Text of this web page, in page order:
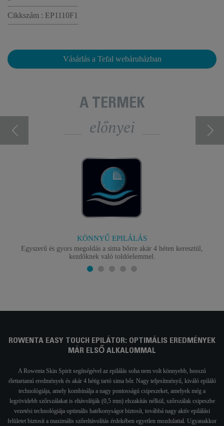
Cikkszám : EP1110F1
Vásárlás a Tefal webáruházban
A TERMÉK
előnyei
KÖNNYŰ EPILÁLÁS
Egyszerű és gyors megoldás a sima bőrre akár 4 héten keresztül,
kezdőknek való toldóelemmel.
ROWENTA EASY TOUCH EPILÁTOR: OPTIMÁLIS EREDMÉNYEK
MÁR ELSŐ ALKALOMMAL
A Rowenta Skin Spirit segítségével az epilálás soha nem volt könnyebb, hosszú
élettartamú eredmények és akár 4 hétig tartó sima bőr. Nagy teljesítményű, kiváló epiláló
technológiája, amely kombinálja a nagy pontosságú csipeszeket, amelyek még a
legrövidebb szőrszálakat is eltávolítják (0,5 mm) elszakítás nélkül, szőrszálak csipeszbe
vezetési technológiája optimális hatékonyságot biztosít, továbbá nagy aktív epilálási
felületet biztosít a maximális szőreltávolítás érdekében egyetlen mozdulattal. Ugyanakkor